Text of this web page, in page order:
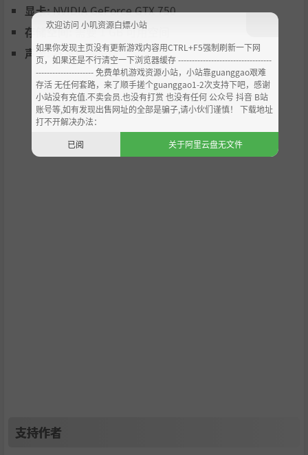
色盲模式，让你可以更轻松地分辨外观相似的颜色。
Steam成就！
显卡:NVIDIA GeForce GTX 750
存储空间:需要 1 GB 可用空间
声卡:基本音频设备
支持作者
欢迎访问 小叽资源白嫖小站
如果你发现主页没有更新游戏内容用CTRL+F5强制刷新一下网
页，如果还是不行清空一下浏览器缓存 ----------------------------------
--------------------- 免费单机游戏资源小站，小站靠guanggao艰难
存活 无任何套路，来了顺手搓个guanggao1-2次支持下吧，感谢
小站没有充值.不卖会员.也没有打赏 也没有任何 公众号 抖音 B站
账号等,如有发现出售网址的全部是骗子,请小伙们谨慎！ 下载地址
打不开解决办法：
已阅
关于阿里云盘无文件